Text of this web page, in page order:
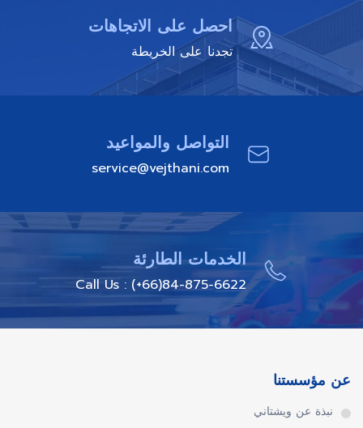
احصل على الاتجاهات
تجدنا على الخريطة
التواصل والمواعيد
service@vejthani.com
الخدمات الطارئة
Call Us : (+66)84-875-6622
عن مؤسستنا
نبذة عن ويشتاني